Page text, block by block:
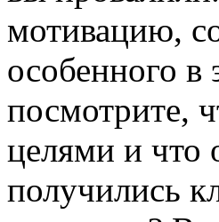
мотивацию,
особенного в
посмотрите,
целями и что
получились